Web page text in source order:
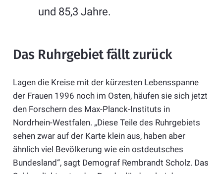
und 85,3 Jahre.
Das Ruhrgebiet fällt zurück
Lagen die Kreise mit der kürzesten Lebensspanne
der Frauen 1996 noch im Osten, häufen sie sich jetzt
den Forschern des Max-Planck-Instituts in
Nordrhein-Westfalen. „Diese Teile des Ruhrgebiets
sehen zwar auf der Karte klein aus, haben aber
ähnlich viel Bevölkerung wie ein ostdeutsches
Bundesland“, sagt Demograf Rembrandt Scholz. Das